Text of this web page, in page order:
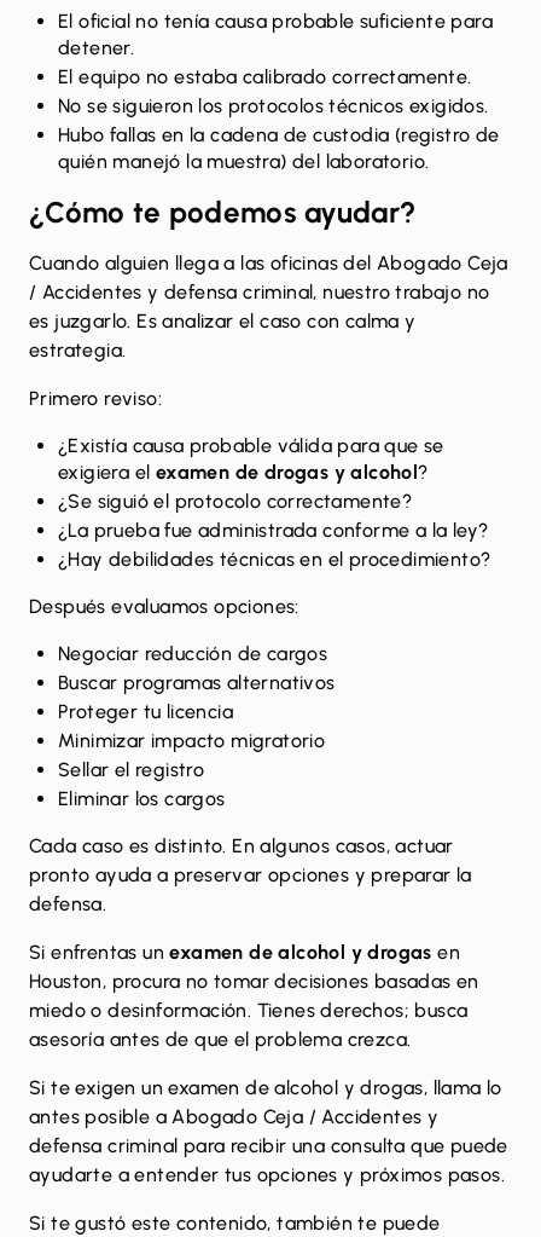
El oficial no tenía causa probable suficiente para
detener.
El equipo no estaba calibrado correctamente.
No se siguieron los protocolos técnicos exigidos.
Hubo fallas en la cadena de custodia (registro de
quién manejó la muestra) del laboratorio.
¿Cómo te podemos ayudar?
Cuando alguien llega a las oficinas del Abogado Ceja
/ Accidentes y defensa criminal, nuestro trabajo no
es juzgarlo. Es analizar el caso con calma y
estrategia.
Primero reviso:
¿Existía causa probable válida para que se
exigiera el examen de drogas y alcohol?
¿Se siguió el protocolo correctamente?
¿La prueba fue administrada conforme a la ley?
¿Hay debilidades técnicas en el procedimiento?
Después evaluamos opciones:
Negociar reducción de cargos
Buscar programas alternativos
Proteger tu licencia
Minimizar impacto migratorio
Sellar el registro
Eliminar los cargos
Cada caso es distinto. En algunos casos, actuar
pronto ayuda a preservar opciones y preparar la
defensa.
Si enfrentas unexamen de alcohol y drogas en
Houston, procura no tomar decisiones basadas en
miedo o desinformación. Tienes derechos; busca
asesoría antes de que el problema crezca.
Si te exigen un examen de alcohol y drogas, llama lo
antes posible aAbogado Ceja / Accidentes y
defensa criminal para recibir una consulta que puede
ayudarte a entender tus opciones y próximos pasos.
Si te gustó este contenido, también te puede